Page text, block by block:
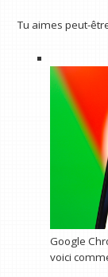
Tu aimes peut-
Google
voici